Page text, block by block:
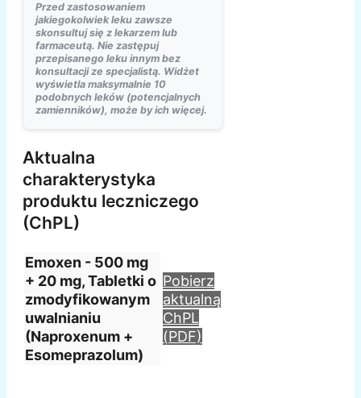
Przed zastosowaniem
jakiegokolwiek leku zawsze
skonsultuj się z lekarzem lub
farmaceutą. Nie zastępuj
przepisanego leku innym bez
konsultacji ze specjalistą. Widżet
wyświetla maksymalnie 10
podobnych leków (potencjalnych
zamienników), może by ich więcej.
Aktualna
charakterystyka
produktu leczniczego
(ChPL)
Emoxen - 500 mg
+ 20 mg, Tabletki o
zmodyfikowanym
uwalnianiu
(Naproxenum +
Esomeprazolum)
Pobierz
aktualną
ChPL
(PDF)